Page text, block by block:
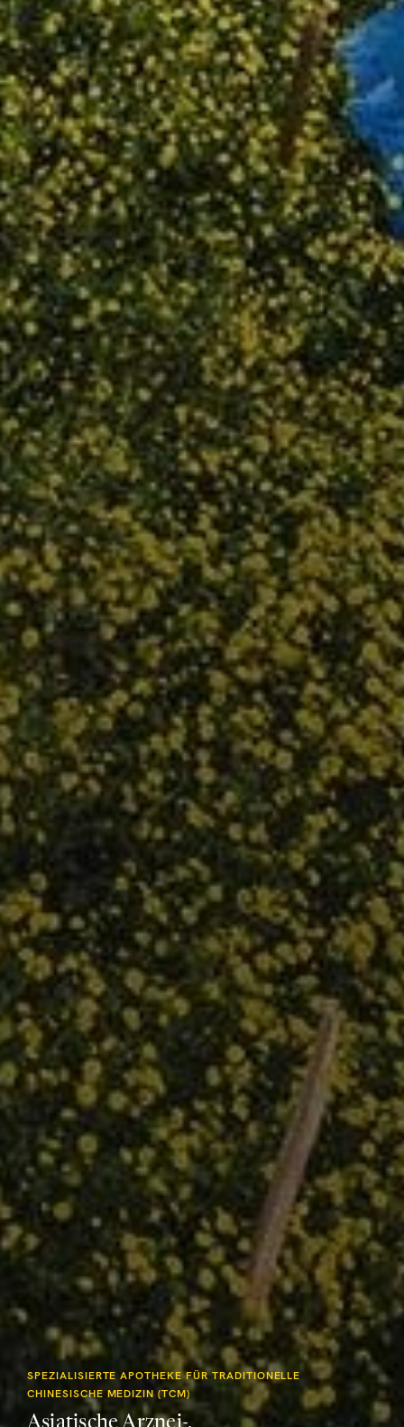
SPEZIALISIERTE APOTHEKE FÜR TRADITIONELLE
CHINESISCHE MEDIZIN (TCM)